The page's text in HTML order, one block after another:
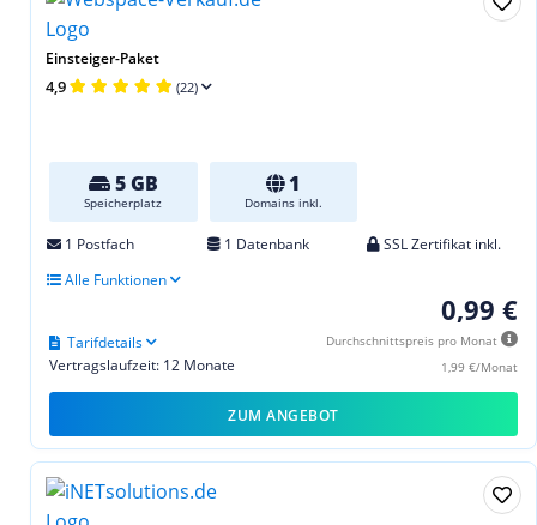
Einsteiger-Paket
4,9 (22)
5 GB
Speicherplatz
1
Domains inkl.
1 Postfach 1 Datenbank
SSL Zertifikat inkl.
Alle Funktionen
0,99 €
Durchschnittspreis pro Monat
1,99 €/Monat
Vertragslaufzeit: 12 Monate
Tarifdetails
ZUM ANGEBOT